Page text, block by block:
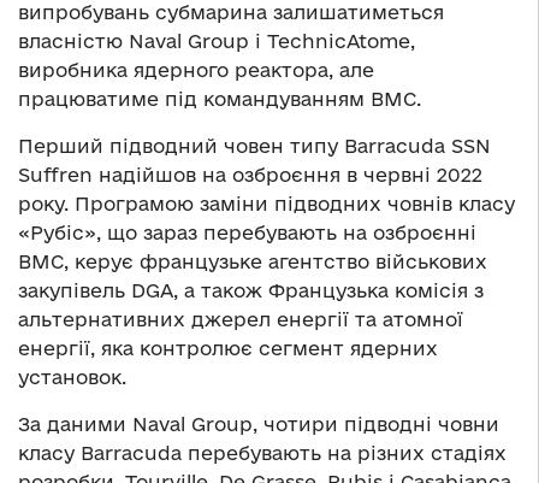
випробувань субмарина залишатиметься
власністю Naval Group і TechnicAtome,
виробника ядерного реактора, але
працюватиме під командуванням ВМС.
Перший підводний човен типу Barracuda SSN
Suffren надійшов на озброєння в червні 2022
року. Програмою заміни підводних човнів класу
«Рубіс», що зараз перебувають на озброєнні
ВМС, керує французьке агентство військових
закупівель DGA, а також Французька комісія з
альтернативних джерел енергії та атомної
енергії, яка контролює сегмент ядерних
установок.
За даними Naval Group, чотири підводні човни
класу Barracuda перебувають на різних стадіях